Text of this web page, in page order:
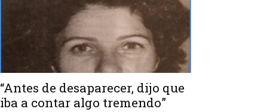
“Antes de desaparecer, dijo que
iba a contar algo tremendo”